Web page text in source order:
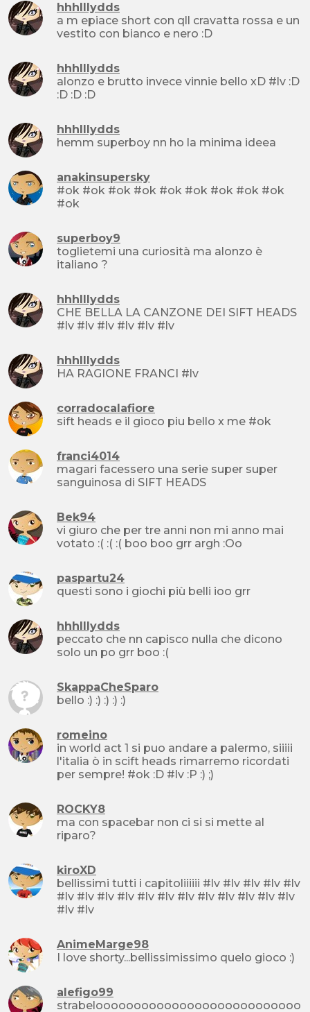
hhhlllydds
a m epiace short con qll cravatta rossa e un
vestito con bianco e nero :D
hhhlllydds
alonzo e brutto invece vinnie bello xD #lv :D
:D :D :D
hhhlllydds
hemm superboy nn ho la minima ideea
anakinsupersky
#ok #ok #ok #ok #ok #ok #ok #ok #ok
#ok
superboy9
toglietemi una curiosità ma alonzo è
italiano ?
hhhlllydds
CHE BELLA LA CANZONE DEI SIFT HEADS
#lv #lv #lv #lv #lv #lv
hhhlllydds
HA RAGIONE FRANCI #lv
corradocalafiore
sift heads e il gioco piu bello x me #ok
franci4014
magari facessero una serie super super
sanguinosa di SIFT HEADS
Bek94
vi giuro che per tre anni non mi anno mai
votato :( :( :( boo boo grr argh :Oo
paspartu24
questi sono i giochi più belli ioo grr
hhhlllydds
peccato che nn capisco nulla che dicono
solo un po grr boo :(
SkappaCheSparo
bello :) :) :) :) :)
romeino
in world act 1 si puo andare a palermo, siiiii
l'italia ò in scift heads rimarremo ricordati
per sempre! #ok :D #lv :P :) ;)
ROCKY8
ma con spacebar non ci si si mette al
riparo?
kiroXD
bellissimi tutti i capitoliiiiii #lv #lv #lv #lv #lv
#lv #lv #lv #lv #lv #lv #lv #lv #lv #lv #lv #lv
#lv #lv
AnimeMarge98
I love shorty...bellissimissimo quelo gioco :)
alefigo99
strabelooooooooooooooooooooooooooo